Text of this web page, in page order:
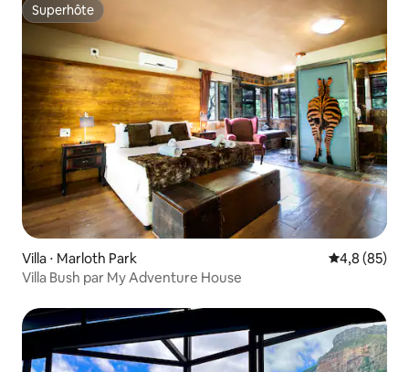
Superhôte
Superhôte
Villa ⋅ Marloth Park Évaluation
4,8 (85)
Villa Bush par My Adventure House